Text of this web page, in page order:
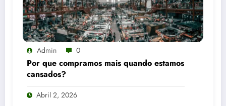
Admin 0
Por que compramos mais quando estamos
cansados?
Abril 2, 2026